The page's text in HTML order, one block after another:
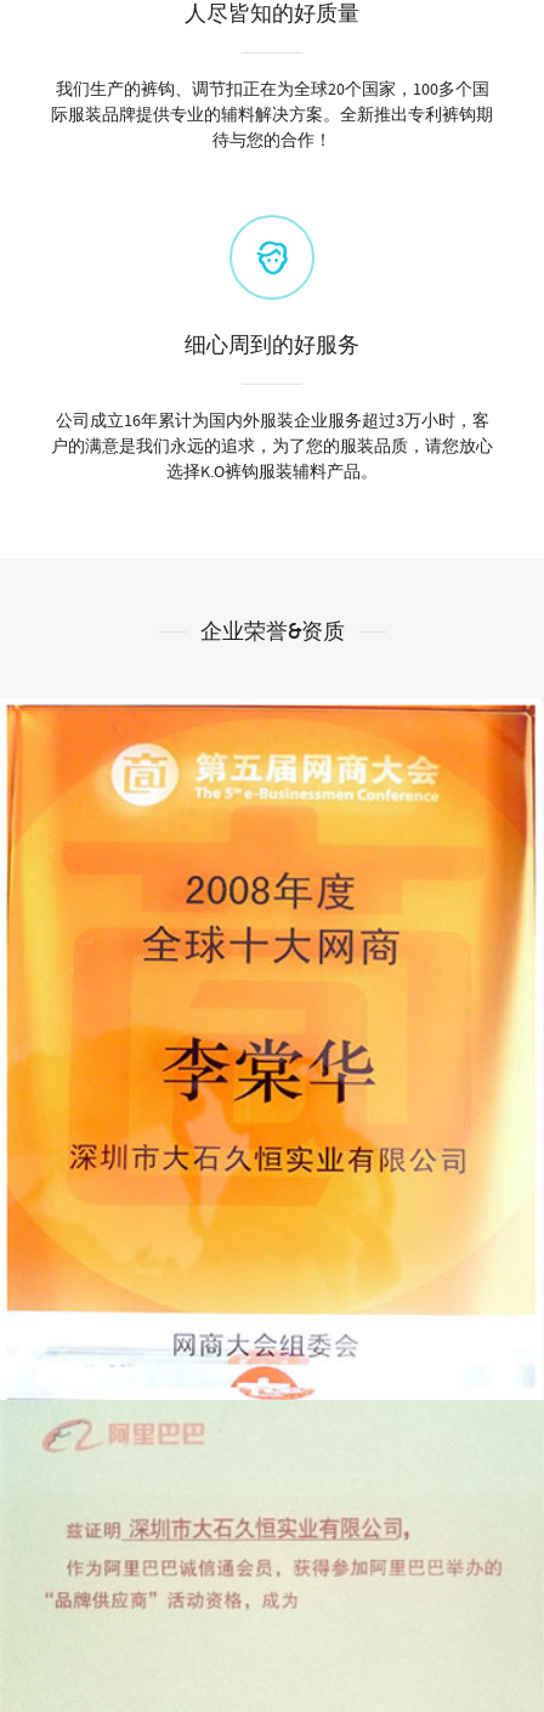
人尽皆知的好质量
我们生产的裤钩、调节扣正在为全球20个国家，100多个国
际服装品牌提供专业的辅料解决方案。全新推出专利裤钩期
待与您的合作！
细心周到的好服务
公司成立16年累计为国内外服装企业服务超过3万小时，客
户的满意是我们永远的追求，为了您的服装品质，请您放心
选择K.O裤钩服装辅料产品。
企业荣誉&资质